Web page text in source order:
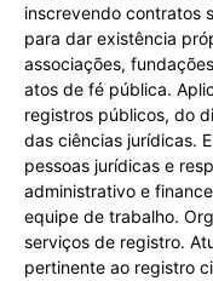
inscrevendo contratos
para dar existência
associações,
atos de fé pública.
registros públicos, do
das ciências jurídicas.
pessoas jurídicas e
administrativo e
equipe de trabalho.
serviços de registro.
pertinente ao registro